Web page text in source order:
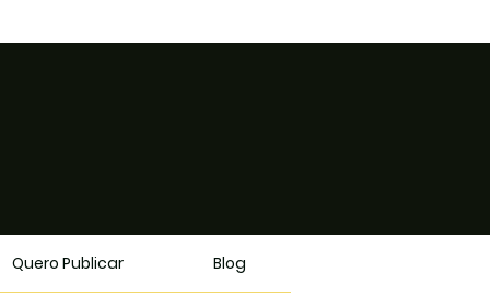
Quero Publicar Blog